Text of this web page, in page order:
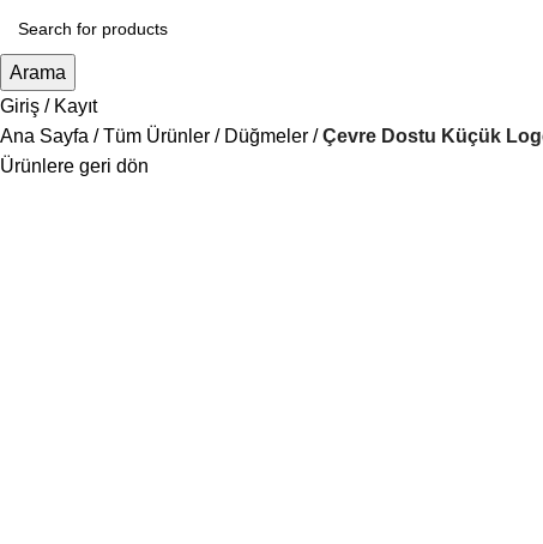
Arama
Giriş / Kayıt
Ana Sayfa
Tüm Ürünler Düğmeler
Çevre Dostu Küçük
Ürünlere geri dön